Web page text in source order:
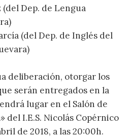
Dep. de Lengua
(del Dep. de Inglés del
deliberación, otorgar los
serán entregados en la
lugar en el Salón de
del I.E.S. Nicolás Copérnico
de 2018, a las 20:00h.